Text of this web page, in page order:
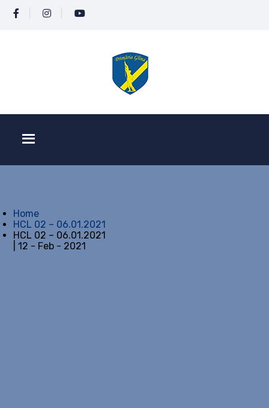
Home
HCL 02 – 06.01.2021
HCL 02 – 06.01.2021
| 12 - Feb - 2021